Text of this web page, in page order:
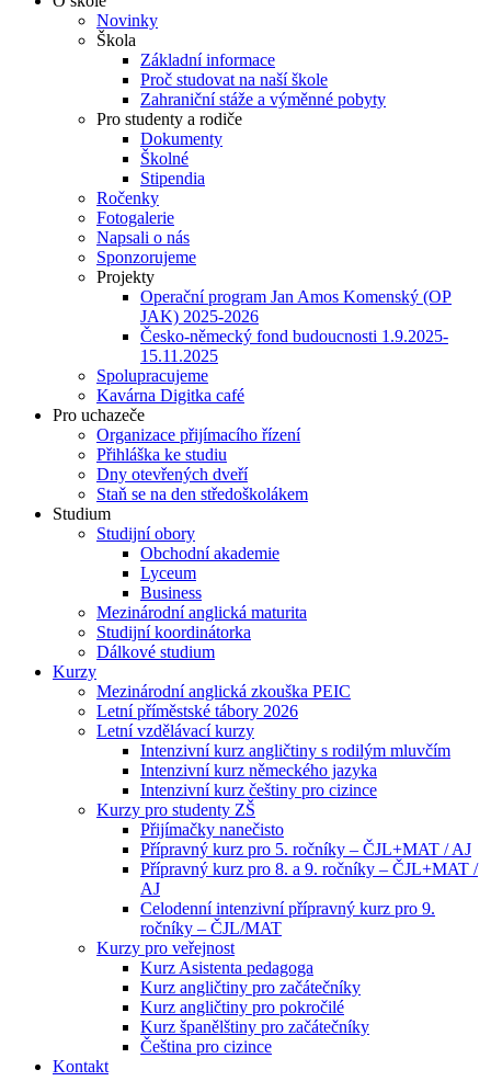
Novinky
Škola
Základní informace
Proč studovat na naší škole
Zahraniční stáže a výměnné pobyty
Pro studenty a rodiče
Dokumenty
Školné
Stipendia
Ročenky
Fotogalerie
Napsali o nás
Sponzorujeme
Projekty
Operační program Jan Amos Komenský (OP
JAK) 2025-2026
Česko-německý fond budoucnosti 1.9.2025-
15.11.2025
Spolupracujeme
Kavárna Digitka café
Pro uchazeče
Organizace přijímacího řízení
Přihláška ke studiu
Dny otevřených dveří
Staň se na den středoškolákem
Studium
Studijní obory
Obchodní akademie
Lyceum
Business
Mezinárodní anglická maturita
Studijní koordinátorka
Dálkové studium
Kurzy
Mezinárodní anglická zkouška PEIC
Letní příměstské tábory 2026
Letní vzdělávací kurzy
Intenzivní kurz angličtiny s rodilým mluvčím
Intenzivní kurz německého jazyka
Intenzivní kurz češtiny pro cizince
Kurzy pro studenty ZŠ
Přijímačky nanečisto
Přípravný kurz pro 5. ročníky – ČJL+MAT / AJ
Přípravný kurz pro 8. a 9. ročníky – ČJL+MAT /
AJ
Celodenní intenzivní přípravný kurz pro 9.
ročníky – ČJL/MAT
Kurzy pro veřejnost
Kurz Asistenta pedagoga
Kurz angličtiny pro začátečníky
Kurz angličtiny pro pokročilé
Kurz španělštiny pro začátečníky
Čeština pro cizince
Kontakt